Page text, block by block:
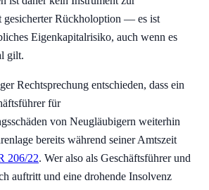
gesicherter Rückholoption — es ist
Eigenkapitalrisiko, auch wenn es
gilt.
Rechtsprechung entschieden, dass ein
für
von Neugläubigern weiterhin
bereits während seiner Amtszeit
206/22. Wer also als Geschäftsführer und
auftritt und eine drohende Insolvenz